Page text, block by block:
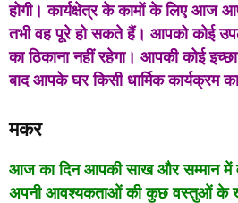
होगी। कार्यक्षेत्र के कामों के लिए आज
तभी वह पूरे हो सकते हैं। आपको कोई
का ठिकाना नहीं रहेगा। आपकी कोई
बाद आपके घर किसी धार्मिक कार्यक्रम
मकर
आज का दिन आपकी साख और सम्मान में
अपनी आवश्यकताओं की कुछ वस्तुओं के